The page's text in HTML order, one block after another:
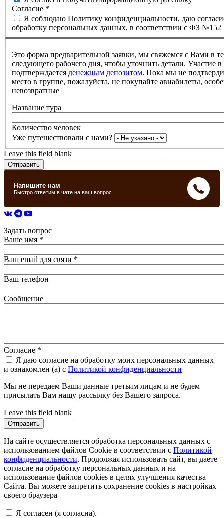
Согласие *
Я соблюдаю Политику конфиденциальности, даю
обработку персональных данных, в соответствии с ФЗ №152
Это форма предварительной заявки, мы свяжемся с Вами в
следующего рабочего дня, чтобы уточнить детали. Участие в
подтверждается денежным депозитом. Пока мы не
место в группе, пожалуйста, не покупайте авиабилеты,
невозвратные
Название тура
Количество человек
Уже путешествовали с нами?
Leave this field blank
Задать вопрос
Ваше имя *
Ваш email для связи *
Ваш телефон
Сообщение
Согласие *
Я даю согласие на обработку моих персональных данных
и ознакомлен (а) с Политикой конфиденциальности
Мы не передаем Ваши данные третьим лицам и не будем
присылать Вам нашу рассылку без Вашего запроса.
Leave this field blank
На сайте осуществляется обработка персональных данных с
использованием файлов Cookie в соответствии с Политикой
конфиденциальности. Продолжая использовать сайт, вы даете
согласие на обработку персональных данных и на
использование файлов cookies в целях улучшения качества
Сайта. Вы можете запретить сохранение cookies в настройках
своего браузера
Я согласен (я согласна).